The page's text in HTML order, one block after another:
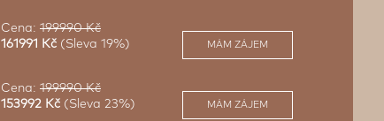
Cena: 199990 Kč
161991 Kč (Sleva 19%) MÁM ZÁJEM
Cena: 199990 Kč
153992 Kč (Sleva 23%) MÁM ZÁJEM